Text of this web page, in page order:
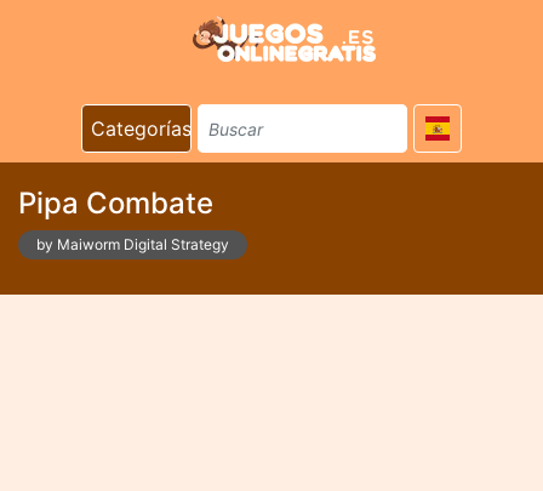
Categorías
Pipa Combate
by Maiworm Digital Strategy